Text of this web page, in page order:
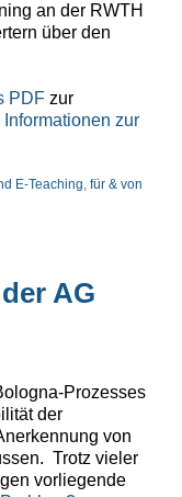
an der RWTH
über den
PDFzur
zur
E-Teaching für & von
AG
Prozesses
der
von
Trotz vieler
vorliegende